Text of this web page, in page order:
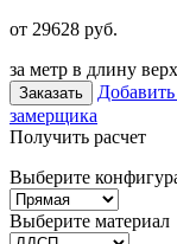
от 29628 руб.
за метр в длину
Заказать
замерщика
Получить расчет
Выберите
Выберите материал